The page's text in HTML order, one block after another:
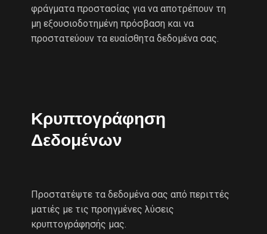
φράγματα προστασίας για να αποτρέπουν τη
μη εξουσιοδοτημένη πρόσβαση και να
προστατεύουν τα ευαίσθητα δεδομένα σας.
Κρυπτογράφηση
Δεδομένων
Προστατέψτε τα δεδομένα σας από περιττές
ματιές με τις προηγμένες λύσεις
κρυπτογράφησής μας.